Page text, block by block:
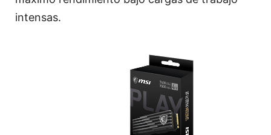
intensas.